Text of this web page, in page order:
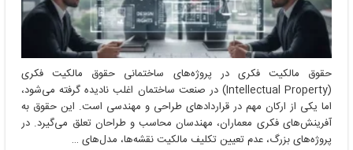
حقوق مالکیت فکری در پروژه‌های ساختمانی حقوق مالکیت فکری
(Intellectual Property) در صنعت ساختمان اغلب نادیده گرفته می‌شود،
اما یکی از ارکان مهم در قراردادهای طراحی و مهندسی است. این حقوق به
آفرینش‌های فکری معماران، مهندسان محاسب و طراحان تعلق می‌گیرد. در
پروژه‌های بزرگ، عدم تعیین تکلیف مالکیت نقشه‌ها، مدل‌های …